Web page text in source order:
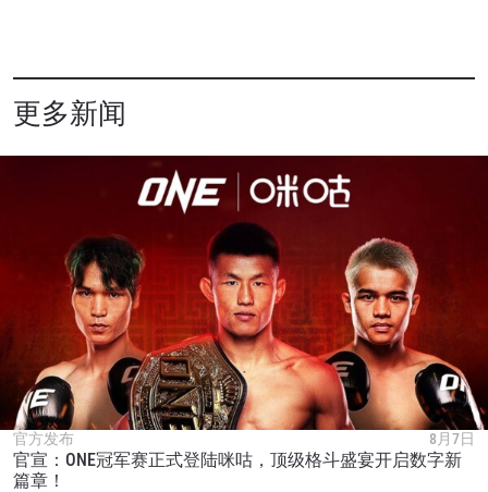
更多新闻
官方发布 8月7日
官宣：ONE冠军赛正式登陆咪咕，顶级格斗盛宴开启数字新
篇章！